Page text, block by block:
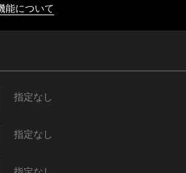
能について
指定なし
指定なし